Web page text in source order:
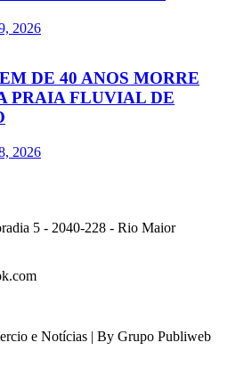
2026
DE 40 ANOS MORRE
PRAIA FLUVIAL DE
2026
5 - 2040-228 - Rio Maior
e Notícias | By Grupo Publiweb